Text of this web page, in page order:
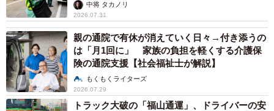
中将 タカノリ
2026.07.31
親の通院で有休が消えていく日々→付き添うの
は「月1回に」 家族の負担を軽くする介護保
険の通院支援【社会福祉士が解説】
もくもくライターズ
2026.07.29
トラック大破の「福山通運」、ドライバーの安